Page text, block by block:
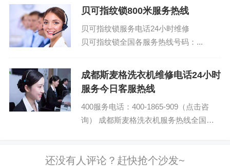
集成...
贝可指纹锁800米服务热线
贝可指纹锁服务电话24小时维修
贝可指纹锁全国各服务热线号码：...
成都斯麦格洗衣机维修电话24小时
服务今日客服热线
400服务电话：400-1865-909（点击咨
询） 成都斯麦格洗衣机服务热线全国咨